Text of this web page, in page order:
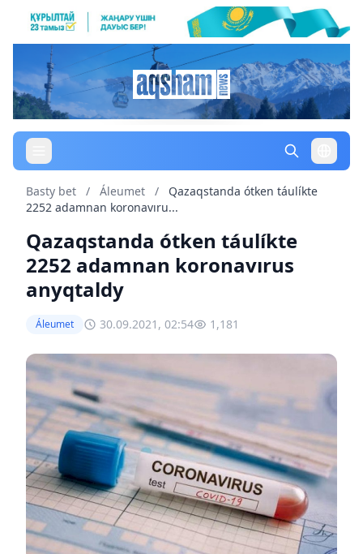
Basty bet / Áleumet /
Qazaqstanda ótken táulíkte
2252 adamnan koronavıru...
Qazaqstanda ótken táulíkte
2252 adamnan koronavırus
anyqtaldy
Áleumet 30.09.2021, 02:54 1,181